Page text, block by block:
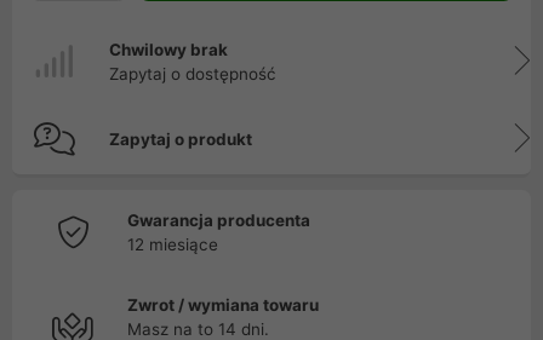
Chwilowy brak
Zapytaj o dostępność
Zapytaj o produkt
Gwarancja producenta
12 miesiące
Zwrot / wymiana towaru
Masz na to 14 dni.